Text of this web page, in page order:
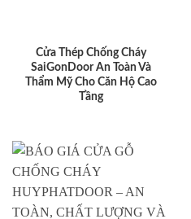
Cửa Thép Chống Cháy
SaiGonDoor An Toàn Và
Thẩm Mỹ Cho Căn Hộ Cao
Tầng